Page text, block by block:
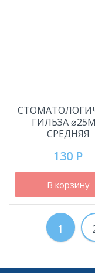
ГИЛЬЗА
СРЕДНЯЯ
130 Р
В корзину
Нумерация1